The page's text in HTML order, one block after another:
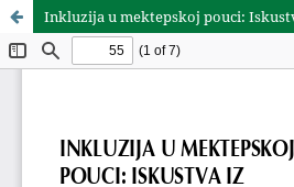
Inkluzija u mektepskoj pouci: